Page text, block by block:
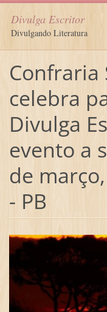
Divulga Escritor
Divulgando Literatura
Confraria
celebra
Divulga
evento a
de
- PB